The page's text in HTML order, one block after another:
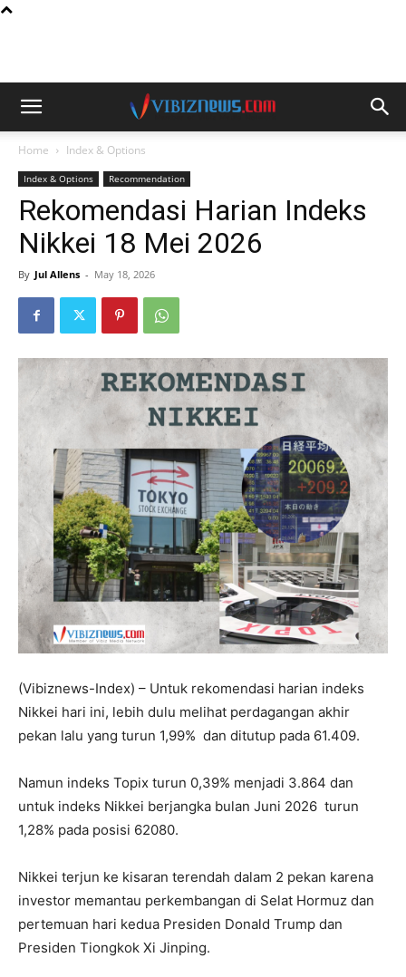
Home Index & Options
Index & Options Recommendation
Rekomendasi Harian Indeks
Nikkei 18 Mei 2026
By Jul Allens - May 18, 2026
(Vibiznews-Index) – Untuk rekomendasi harian indeks
Nikkei hari ini, lebih dulu melihat perdagangan akhir
pekan lalu yang turun 1,99% dan ditutup pada 61.409.
Namun indeks Topix turun 0,39% menjadi 3.864 dan
untuk indeks Nikkei berjangka bulan Juni 2026 turun
1,28% pada posisi 62080.
Nikkei terjun ke kisaran terendah dalam 2 pekan karena
investor memantau perkembangan di Selat Hormuz dan
pertemuan hari kedua Presiden Donald Trump dan
Presiden Tiongkok Xi Jinping.